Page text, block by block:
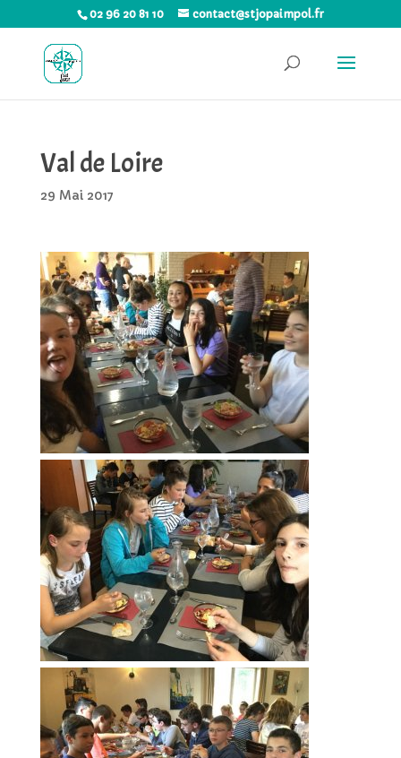
02 96 20 81 10 contact@stjopaimpol.fr
Val de Loire
29 Mai 2017